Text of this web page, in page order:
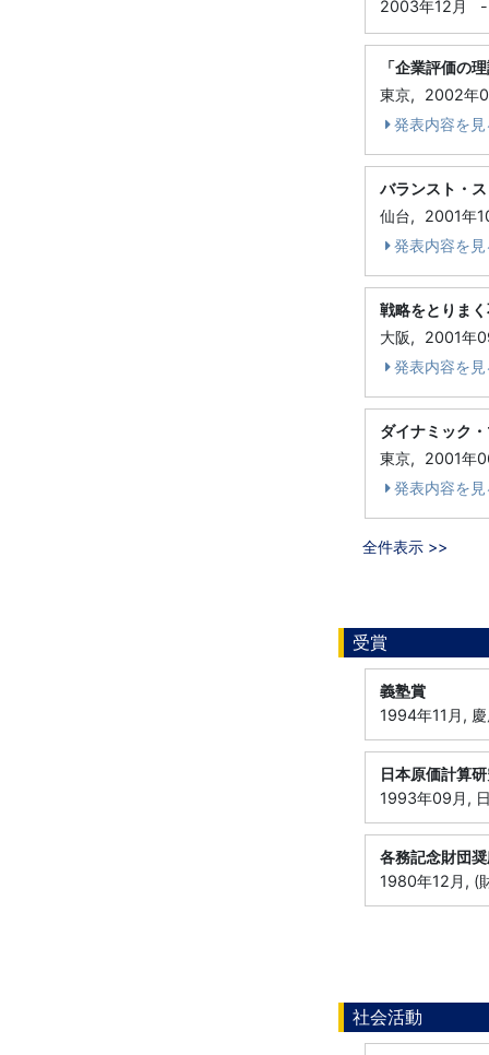
2003年12月
-
「企業評価の
東京,
2002年
発表内容を見
バランスト・
仙台,
2001年
発表内容を見
戦略をとりま
大阪,
2001年
発表内容を見
ダイナミック
東京,
2001年
発表内容を見
全件表示 >>
受賞
義塾賞
1994年11月,
日本原価計算
1993年09月,
各務記念財団
1980年12月, (
社会活動